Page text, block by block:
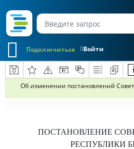
Войти
Подключиться
Об изменении постановлений
ПОСТАНОВЛЕНИЕ
РЕСПУБЛИКИ